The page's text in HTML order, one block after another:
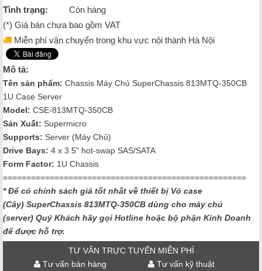
Tình trạng: Còn hàng
(*) Giá bán chưa bao gồm VAT
Miễn phí vận chuyển trong khu vực nội thành Hà Nội
Mô tả:
Tên sản phẩm: Chassis Máy Chủ SuperChassis 813MTQ-350CB
1U Case Server
Model: CSE-813MTQ-350CB
Sản Xuất: Supermicro
Supports: Server (Máy Chủ)
Drive Bays: 4 x 3.5" hot-swap SAS/SATA
Form Factor: 1U Chassis
====================================================
* Để có chính sách giá tốt nhất về thiết bị Vỏ case
(Cây) SuperChassis 813MTQ-350CB dùng cho máy chủ
(server) Quý Khách hãy gọi Hotline hoặc bộ phận Kinh Doanh
để được hỗ trợ.
TƯ VẤN TRỰC TUYẾN MIỄN PHÍ
Tư vấn bán hàng
Tư vấn kỹ thuật